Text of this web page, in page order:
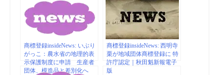
商標登録insideNews: いぶり
がっこ：農水省の地理的表
示保護制度に申請 生産者
団体、模造品と差別化へ
商標登録insideNews: 西明寺
栗が地域団体商標登録に 特
許庁認定｜秋田魁新報電子
版